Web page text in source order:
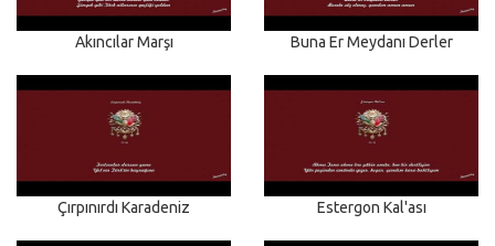
Akıncılar Marşı Buna Er Meydanı Derler
Çırpınırdı Karadeniz Estergon Kal'ası